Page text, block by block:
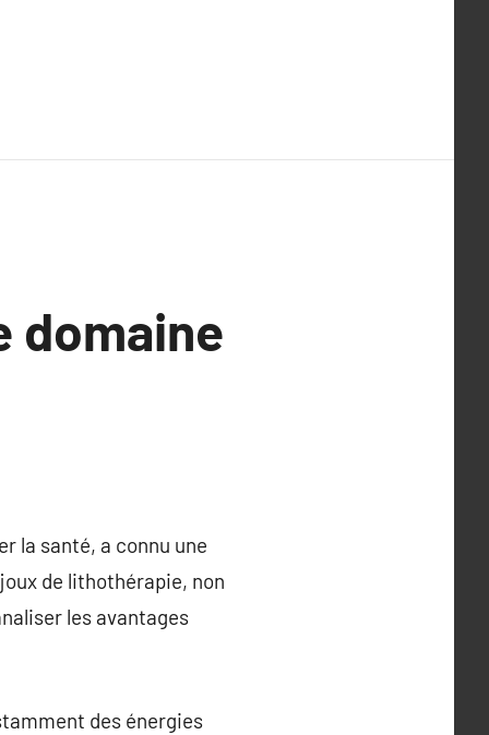
domaine
la santé, a connu une
de lithothérapie, non
les avantages
des énergies